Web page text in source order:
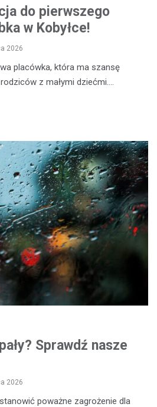
do pierwszego
w Kobyłce!
2026
placówka, która ma szansę
z małymi dziećmi.…
Sprawdź nasze
2026
poważne zagrożenie dla